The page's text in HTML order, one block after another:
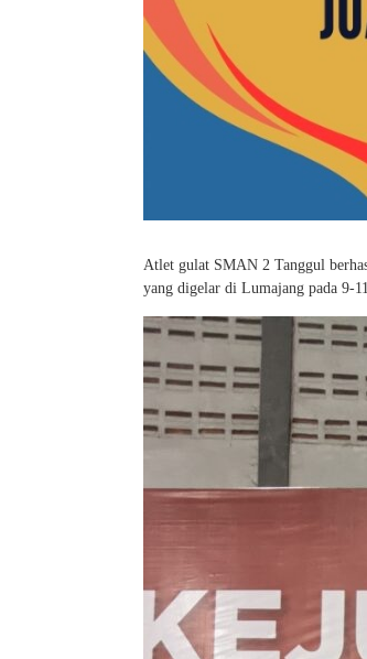
Atlet gulat SMAN 2 Tanggul
yang digelar di Lumajang pada 9-